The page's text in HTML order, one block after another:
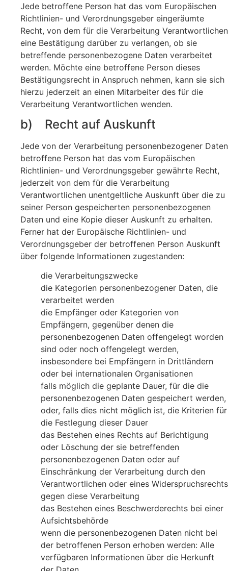
Jede betroffene Person hat das vom Europäischen
Richtlinien- und Verordnungsgeber eingeräumte
Recht, von dem für die Verarbeitung Verantwortlichen
eine Bestätigung darüber zu verlangen, ob sie
betreffende personenbezogene Daten verarbeitet
werden. Möchte eine betroffene Person dieses
Bestätigungsrecht in Anspruch nehmen, kann sie sich
hierzu jederzeit an einen Mitarbeiter des für die
Verarbeitung Verantwortlichen wenden.
b) Recht auf Auskunft
Jede von der Verarbeitung personenbezogener Daten
betroffene Person hat das vom Europäischen
Richtlinien- und Verordnungsgeber gewährte Recht,
jederzeit von dem für die Verarbeitung
Verantwortlichen unentgeltliche Auskunft über die zu
seiner Person gespeicherten personenbezogenen
Daten und eine Kopie dieser Auskunft zu erhalten.
Ferner hat der Europäische Richtlinien- und
Verordnungsgeber der betroffenen Person Auskunft
über folgende Informationen zugestanden:
die Verarbeitungszwecke
die Kategorien personenbezogener Daten, die
verarbeitet werden
die Empfänger oder Kategorien von
Empfängern, gegenüber denen die
personenbezogenen Daten offengelegt worden
sind oder noch offengelegt werden,
insbesondere bei Empfängern in Drittländern
oder bei internationalen Organisationen
falls möglich die geplante Dauer, für die die
personenbezogenen Daten gespeichert werden,
oder, falls dies nicht möglich ist, die Kriterien für
die Festlegung dieser Dauer
das Bestehen eines Rechts auf Berichtigung
oder Löschung der sie betreffenden
personenbezogenen Daten oder auf
Einschränkung der Verarbeitung durch den
Verantwortlichen oder eines Widerspruchsrechts
gegen diese Verarbeitung
das Bestehen eines Beschwerderechts bei einer
Aufsichtsbehörde
wenn die personenbezogenen Daten nicht bei
der betroffenen Person erhoben werden: Alle
verfügbaren Informationen über die Herkunft